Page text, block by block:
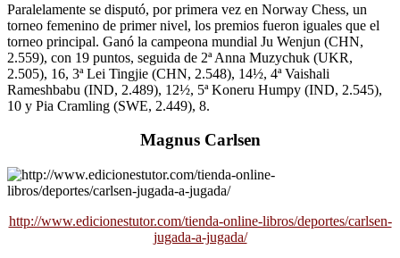
Paralelamente se disputó, por primera vez en Norway Chess, un
torneo femenino de primer nivel, los premios fueron iguales que el
torneo principal. Ganó la campeona mundial Ju Wenjun (CHN,
2.559), con 19 puntos, seguida de 2ª Anna Muzychuk (UKR,
2.505), 16, 3ª Lei Tingjie (CHN, 2.548), 14½, 4ª Vaishali
Rameshbabu (IND, 2.489), 12½, 5ª Koneru Humpy (IND, 2.545),
10 y Pia Cramling (SWE, 2.449), 8.
Magnus Carlsen
http://www.edicionestutor.com/tienda-online-libros/deportes/carlsen-
jugada-a-jugada/